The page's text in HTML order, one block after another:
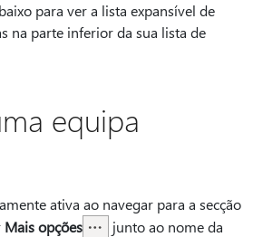
para ver a lista expansível de
na parte inferior da sua lista de
equipa
ativa ao navegar para a secção
Mais opções
junto ao nome da